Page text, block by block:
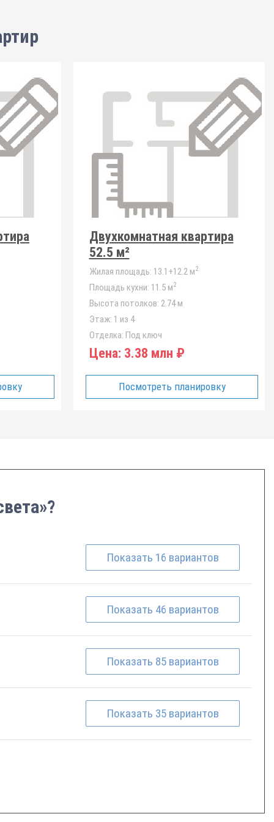
Двухкомнатная квартира
52.5 м²
Жилая площадь: 13.1+12.2 м2
Площадь кухни: 11.5 м2
Высота потолков: 2.74 м
Этаж: 1 из 4
Отделка: Под ключ
Цена: 3.38 млн ₽
Посмотреть планировку
Показать 16 вариантов
Показать 46 вариантов
Показать 85 вариантов
Показать 35 вариантов